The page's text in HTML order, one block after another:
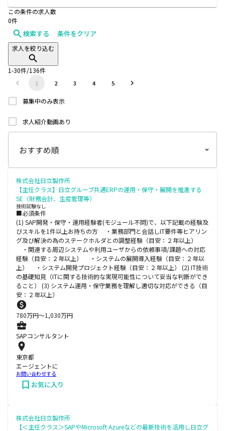
この条件の求人数
0件
検索する 条件をクリア
求人を絞り込む
1-30件/136件
1 2 3 4 5
募集中のみ表示
求人紹介動画あり
株式会社日立製作所
【主任クラス】日立グループ共通ERPの運用・保守・展開を推進する
SE（財務会計、生産管理等）
技術試験なし
■必須条件
(1) SAP開発・保守・運用経験者(モジュール不問)で、以下記載の経験及
びスキルを1件以上お持ちの方 ・業務部門と会話しIT要件等ヒアリン
グ及び解決の為のステークホルダとの調整経験（目安：２年以上）
・関連する周辺システムや利用ユーザからの依頼事項/課題への対応
経験（目安：２年以上） ・システムの展開導入経験（目安：２年以
上） ・システム開発プロジェクト経験（目安：２年以上） (2) IT技術
の基礎知見（ITに関する技術的な実現可能性について妥当な判断ができ
ること） (3) システム運用・保守業務を理解し適切な対応ができる（目
安：２年以上）
780万円〜1,030万円
SAPコンサルタント
東京都
エージェントに
お問い合わせする
お気に入り
株式会社日立製作所
【＜主任クラス＞SAPやMicrosoft Azureなどの最新技術を活用し日立グ